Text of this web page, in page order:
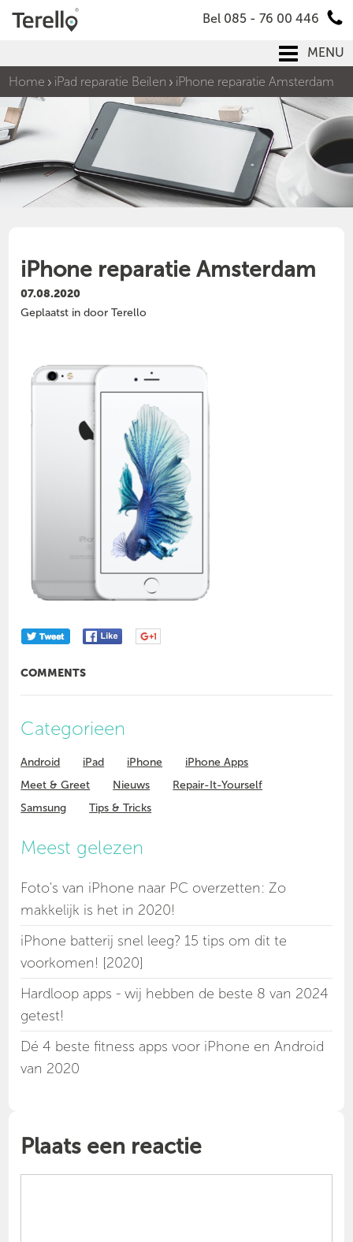
Bel 085 - 76 00 446
MENU
Home
iPad reparatie Beilen iPhone reparatie Amsterdam
iPhone reparatie Amsterdam
07.08.2020
Geplaatst in door Terello
COMMENTS
Categorieen
Android iPad iPhone
iPhone Apps
Meet & Greet
Nieuws
Repair-It-Yourself
Samsung
Tips & Tricks
Meest gelezen
Foto's van iPhone naar PC overzetten: Zo
makkelijk is het in 2020!
iPhone batterij snel leeg? 15 tips om dit te
voorkomen! [2020]
Hardloop apps - wij hebben de beste 8 van 2024
getest!
Dé 4 beste fitness apps voor iPhone en Android
van 2020
Plaats een reactie